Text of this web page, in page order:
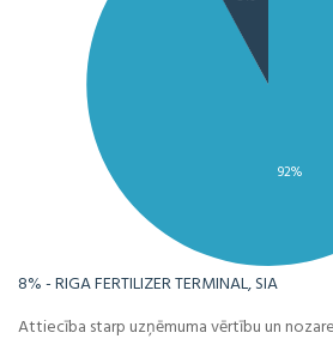
92%
8% - RIGA FERTILIZER TERMINAL, SIA
Attiecība starp uzņēmuma vērtību un